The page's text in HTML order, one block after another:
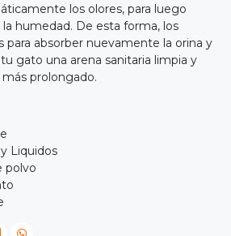
los olores, para luego
humedad. De esta forma, los
para absorber nuevamente la orina y
gato una arena sanitaria limpia y
prolongado.
Liquidos
polvo